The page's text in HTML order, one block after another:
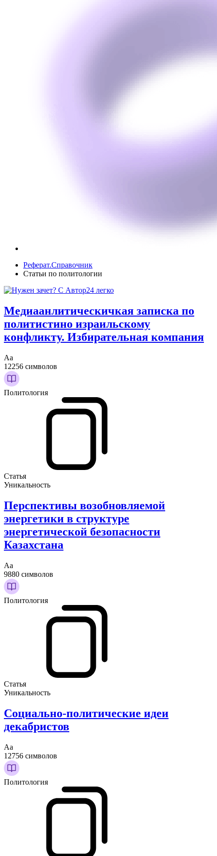
Реферат.Справочник
Статьи по политологии
Медиаанлитическичкая записка по
политистино израильскому
конфликту. Избирательная компания
Аа
12256 символов
Политология
Статья
Уникальность
Перспективы возобновляемой
энергетики в структуре
энергетической безопасности
Казахстана
Аа
9880 символов
Политология
Статья
Уникальность
Социально-политические идеи
декабристов
Аа
12756 символов
Политология